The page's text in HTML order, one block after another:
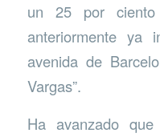
un 25 por
anteriormente ya
avenida de
Vargas”.
Ha avanzado